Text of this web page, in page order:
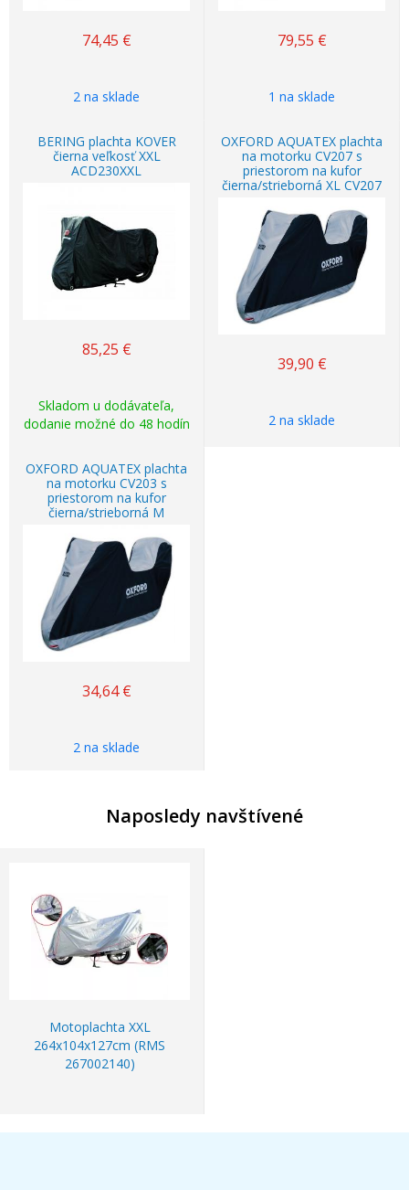
74,45 €
2 na sklade
79,55 €
1 na sklade
BERING plachta KOVER
čierna veľkosť XXL
ACD230XXL
85,25 €
Skladom u dodávateľa,
dodanie možné do 48 hodín
OXFORD AQUATEX plachta
na motorku CV207 s
priestorom na kufor
čierna/strieborná XL CV207
39,90 €
2 na sklade
OXFORD AQUATEX plachta
na motorku CV203 s
priestorom na kufor
čierna/strieborná M
34,64 €
2 na sklade
Naposledy navštívené
Motoplachta XXL
264x104x127cm (RMS
267002140)